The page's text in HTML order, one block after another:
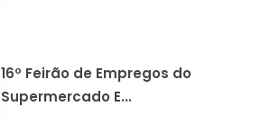
16º Feirão de Empregos do
Supermercado E...